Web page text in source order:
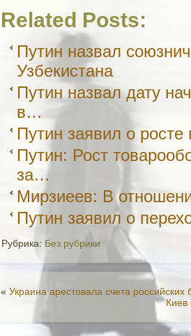
Related Posts:
Путин назвал
Узбекистана
Путин назвал дату
в…
Путин заявил о
Путин: Рост
за…
Мирзиеев: В
Путин заявил о
Рубрика: Без рубрики
« Украина арестовала счета
Киев